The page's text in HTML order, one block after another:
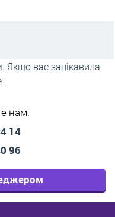
Якщо вас зацікавила
нам:
14
96